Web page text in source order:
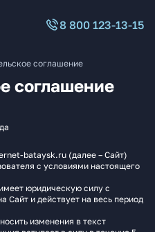
8 800 123-13-15
соглашение
соглашение
bataysk.ru (далее – Сайт)
с условиями настоящего
юридическую силу с
Сайт и действует на весь период
изменения в текст